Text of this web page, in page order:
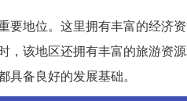
地位。这里拥有丰富的经济
该地区还拥有丰富的旅游资
备良好的发展基础。